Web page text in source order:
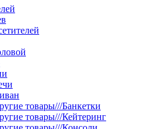
товары///Банкетки
товары///Кейтеринг